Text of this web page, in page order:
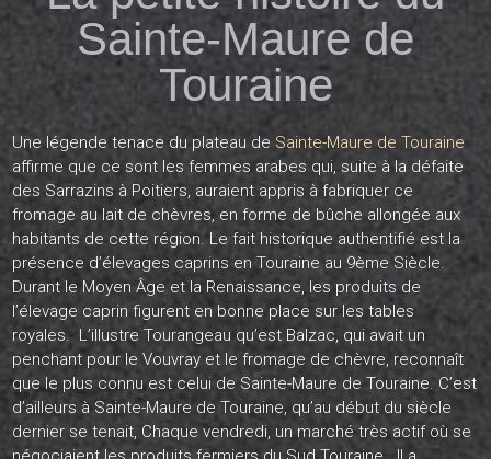
Sainte-Maure de
Touraine
Une légende tenace du plateau de Sainte-Maure de Touraine
affirme que ce sont les femmes arabes qui, suite à la défaite
des Sarrazins à Poitiers, auraient appris à fabriquer ce
fromage au lait de chèvres, en forme de bûche allongée aux
habitants de cette région. Le fait historique authentifié est la
présence d’élevages caprins en Touraine au 9ème Siècle.
Durant le Moyen Âge et la Renaissance, les produits de
l’élevage caprin figurent en bonne place sur les tables
royales. L’illustre Tourangeau qu’est Balzac, qui avait un
penchant pour le Vouvray et le fromage de chèvre, reconnaît
que le plus connu est celui de Sainte-Maure de Touraine. C’est
d’ailleurs à Sainte-Maure de Touraine, qu’au début du siècle
dernier se tenait, Chaque vendredi, un marché très actif où se